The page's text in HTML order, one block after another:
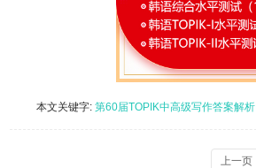
本文关键字: 第60届TOPIK中高级写作答案解析
上一页